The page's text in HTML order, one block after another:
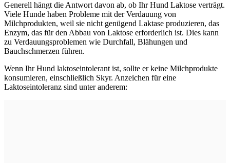
Generell hängt die Antwort davon ab, ob Ihr Hund Laktose verträgt.
Viele Hunde haben Probleme mit der Verdauung von
Milchprodukten, weil sie nicht genügend Laktase produzieren, das
Enzym, das für den Abbau von Laktose erforderlich ist. Dies kann
zu Verdauungsproblemen wie Durchfall, Blähungen und
Bauchschmerzen führen.
Wenn Ihr Hund laktoseintolerant ist, sollte er keine Milchprodukte
konsumieren, einschließlich Skyr. Anzeichen für eine
Laktoseintoleranz sind unter anderem: